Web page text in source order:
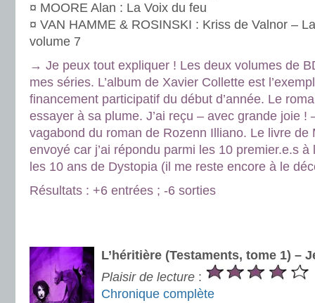
¤ MOORE Alan : La Voix du feu
¤ VAN HAMME & ROSINSKI : Kriss de Valnor –
volume 7
→ Je peux tout expliquer ! Les deux volumes de
mes séries. L’album de Xavier Collette est
financement participatif du début d’année. Le
essayer à sa plume. J’ai reçu – avec grande joie !
vagabond du roman de Rozenn Illiano. Le livre de
envoyé car j’ai répondu parmi les 10 premier.e.s à
les 10 ans de Dystopia (il me reste encore à le
Résultats : +6 entrées ; -6 sorties
L’héritière (Testaments, tome 1) –
Plaisir de lecture :
Chronique complète